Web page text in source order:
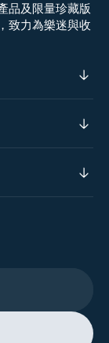
品及限量珍藏版
致力為樂迷與收